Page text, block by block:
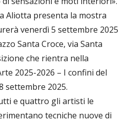
Aliotta presenta la mostra
venerdì 5 settembre 2025
Santa Croce, via Santa
che rientra nella
2025-2026 – I confini del
settembre 2025.
e quattro gli artisti le
tecniche nuove di